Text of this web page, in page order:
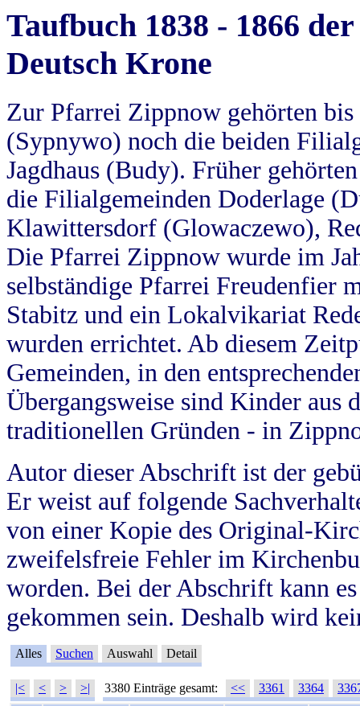
Taufbuch 1838 - 1866
Deutsch Krone
Zur Pfarrei Zippnow gehörten
(Sypnywo) noch die beiden
Jagdhaus (Budy). Früher
die Filialgemeinden Doderlage
Klawittersdorf (Glowaczewo),
Die Pfarrei Zippnow wurde im
selbständige Pfarrei Freudenfier
Stabitz und ein Lokalvikariat
wurden errichtet. Ab diesem
Gemeinden, in den
Übergangsweise sind Kinder aus
traditionellen Gründen - in
Autor dieser Abschrift ist der
Er weist auf folgende
von einer Kopie des Original-
zweifelsfreie Fehler im
worden. Bei der Abschrift kann
gekommen sein. Deshalb wird
Alles Suchen Auswahl Detail
|< < > >| 3380 Einträge gesamt: << 3361 3364